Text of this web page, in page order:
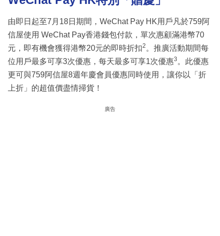
由即日起至7月18日期間，WeChat Pay HK用戶凡於759阿
信屋使用 WeChat Pay香港錢包付款，單次惠顧滿港幣70
元，即有機會獲得港幣20元的即時折扣2 。推廣活動期間每
位用戶最多可享3次優惠，每天最多可享1次優惠3 。此優惠
更可與759阿信屋8週年慶會員優惠同時使用，讓你以「折
上折」的超值價盡情掃貨！
廣告